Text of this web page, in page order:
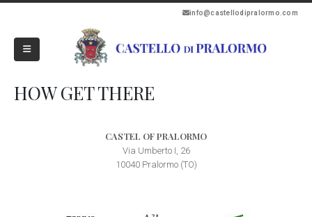
info@castellodipralormo.com
HOW GET THERE
CASTEL OF PRALORMO
Via Umberto I, 26
10040 Pralormo (TO)